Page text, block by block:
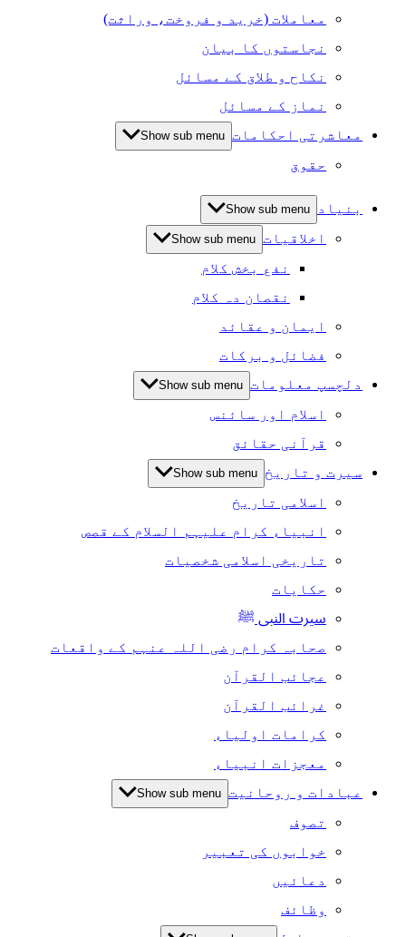
معاملات (خرید و فروخت، وراثت)
نجاستوں کا بیان
نکاح و طلاق کے مسائل
نماز کے مسائل
معاشرتی احکامات Show sub menu
حقوق
بنیاد Show sub menu
اخلاقیات Show sub menu
نفع بخش کلام
نقصان دہ کلام
ایمان و عقائد
فضائل و برکات
دلچسپ معلومات Show sub menu
اسلام اور سائنس
قرآنی حقائق
سیرت و تاریخ Show sub menu
اسلامی تاریخ
انبیاء کرام علیہم السلام کے قصص
تاریخی اسلامی شخصیات
حکایات
سیرت النبی ﷺ
صحابہ کرام رضی اللہ عنہم کے واقعات
عجائب القرآن
غرائب القرآن
کرامات اولیاء
معجزات انبیاء
عبادات و روحانیت Show sub menu
تصوف
خوابوں کی تعبیر
دعائیں
وظائف